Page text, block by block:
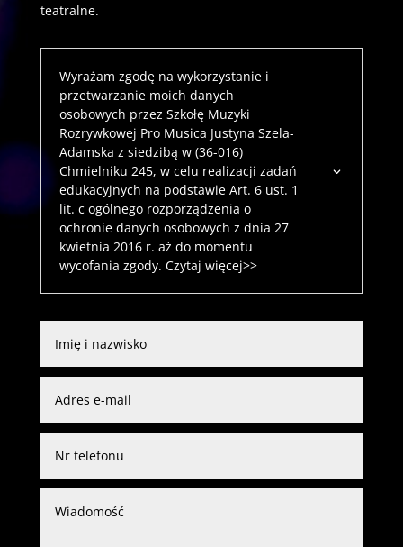
teatralne.
Wyrażam zgodę na wykorzystanie i
przetwarzanie moich danych
osobowych przez Szkołę Muzyki
Rozrywkowej Pro Musica Justyna Szela-
Adamska z siedzibą w (36-016)
Chmielniku 245, w celu realizacji zadań
edukacyjnych na podstawie Art. 6 ust. 1
lit. c ogólnego rozporządzenia o
ochronie danych osobowych z dnia 27
kwietnia 2016 r. aż do momentu
wycofania zgody. Czytaj więcej>>